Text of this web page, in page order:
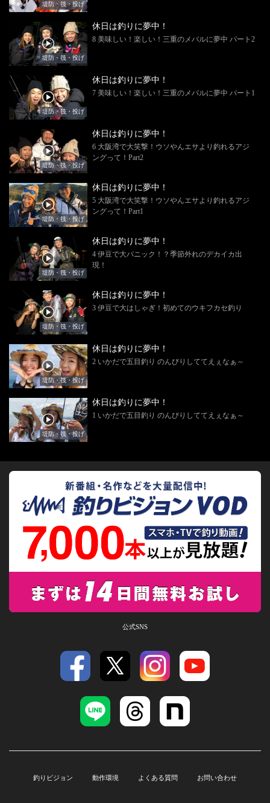
堤防・筏・投げ
堤防・筏・投げ
休日は釣りに夢中！
8 美味しい！楽しい！三重のメバルに夢中 パート2
堤防・筏・投げ
休日は釣りに夢中！
7 美味しい！楽しい！三重のメバルに夢中 パート1
堤防・筏・投げ
休日は釣りに夢中！
6 大阪湾で大笑撃！ウソやんエサより釣れるアジ
ングって！Part2
堤防・筏・投げ
休日は釣りに夢中！
5 大阪湾で大笑撃！ウソやんエサより釣れるアジ
ングって！Part1
堤防・筏・投げ
休日は釣りに夢中！
4 伊豆で大パニック！？季節外れのデカイカ出
現！
堤防・筏・投げ
休日は釣りに夢中！
3 伊豆で大はしゃぎ！初めてのウキフカセ釣り
堤防・筏・投げ
休日は釣りに夢中！
2 いかだで五目釣り のんびりしててえぇなぁ～
堤防・筏・投げ
休日は釣りに夢中！
1 いかだで五目釣り のんびりしててえぇなぁ～
公式SNS
釣りビジョン 動作環境 よくある質問 お問い合わせ